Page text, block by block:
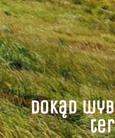
Dokąd